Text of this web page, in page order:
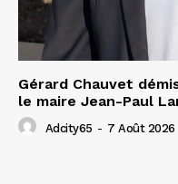
Gérard Chauvet
le maire Jean-Paul
Adcity65 - 7 Août 2026